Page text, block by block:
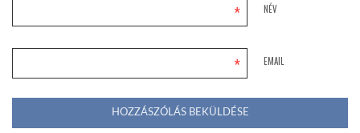
NÉV
*
EMAIL
*